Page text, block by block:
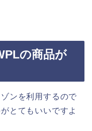
の商品が
ンを利用するので
とてもいいですよ